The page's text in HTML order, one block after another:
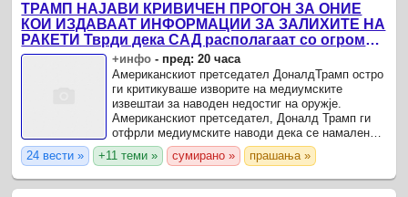
ТРАМП НАЈАВИ КРИВИЧЕН ПРОГОН ЗА ОНИЕ
КОИ ИЗДАВААТ ИНФОРМАЦИИ ЗА ЗАЛИХИТЕ НА
РАКЕТИ Тврди дека САД располагаат со огромни
количини муниција
+инфо - пред: 20 часа
Американскиот претседател ДоналдТрамп остро
ги критикуваше изворите на медиумските
извештаи за наводен недостиг на оружје.
Американскиот претседател, Доналд Трамп ги
отфрли медиумските наводи дека се намалени
залихите оружје на американската армија,
тврдејќи дека Пентагон ...
24 вести » +11 теми » сумирано » прашања »